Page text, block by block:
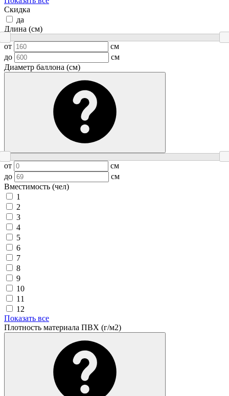
Скидка
да
Длина (см)
от
см
до
см
Диаметр баллона (см)
от
см
до
см
Вместимость (чел)
1
2
3
4
5
6
7
8
9
10
11
12
Показать все
Плотность материала ПВХ (г/м2)